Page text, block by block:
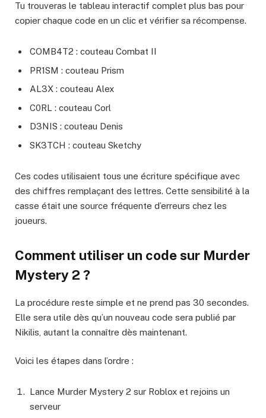
Tu trouveras le tableau interactif complet plus bas pour
copier chaque code en un clic et vérifier sa récompense.
COMB4T2 : couteau Combat II
PR1SM : couteau Prism
AL3X : couteau Alex
C0RL : couteau Corl
D3NIS : couteau Denis
SK3TCH : couteau Sketchy
Ces codes utilisaient tous une écriture spécifique avec
des chiffres remplaçant des lettres. Cette sensibilité à la
casse était une source fréquente d’erreurs chez les
joueurs.
Comment utiliser un code sur Murder
Mystery 2 ?
La procédure reste simple et ne prend pas 30 secondes.
Elle sera utile dès qu’un nouveau code sera publié par
Nikilis, autant la connaître dès maintenant.
Voici les étapes dans l’ordre :
Lance Murder Mystery 2 sur Roblox et rejoins un
serveur